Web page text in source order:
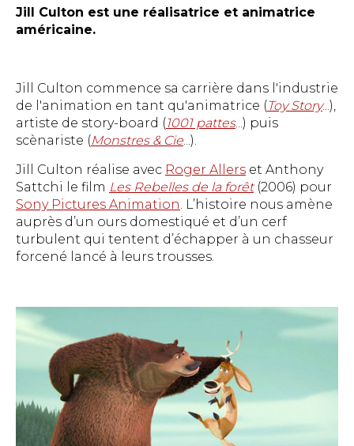
Jill Culton est une réalisatrice et animatrice
américaine.
Jill Culton commence sa carrière dans l'industrie
de l'animation en tant qu'animatrice (Toy Story...),
artiste de story-board (1001 pattes...) puis
scènariste (Monstres & Cie...).
Jill Culton réalise avec Roger Allers et Anthony
Sattchi le film Les Rebelles de la forêt(2006) pour
Sony Pictures Animation. L’histoire nous amène
auprès d’un ours domestiqué et d’un cerf
turbulent qui tentent d’échapper à un chasseur
forcené lancé à leurs trousses.